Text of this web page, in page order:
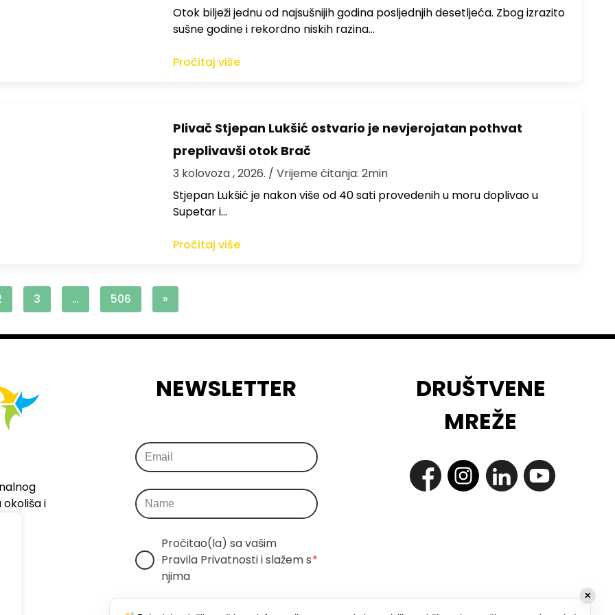
Otok bilježi jednu od najsušnijih godina posljednjih desetljeća. Zbog izrazito
sušne godine i rekordno niskih razina…
Pročitaj više
Plivač Stjepan Lukšić ostvario je nevjerojatan pothvat
preplivavši otok Brač
3 kolovoza , 2026. / Vrijeme čitanja: 2min
St​jepan Lukšić je nakon više od 40 sati provedenih u moru doplivao u
Supetar i…
Pročitaj više
3 … 506 »
i
NEWSLETTER
Pročitao(la) sa vašim
Pravila Privatnosti i slažem s
njima
*
DRUŠTVENE
MREŽE
✕